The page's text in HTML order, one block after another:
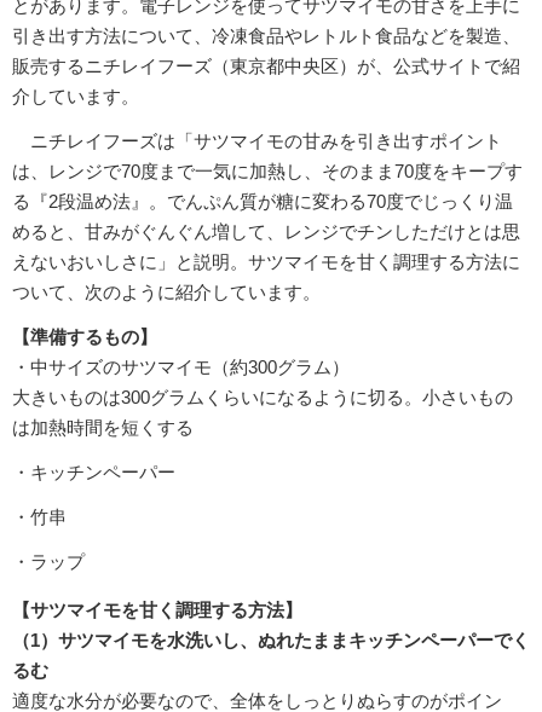
とがあります。電子レンジを使ってサツマイモの甘さを上手に
引き出す方法について、冷凍食品やレトルト食品などを製造、
販売するニチレイフーズ（東京都中央区）が、公式サイトで紹
介しています。
ニチレイフーズは「サツマイモの甘みを引き出すポイント
は、レンジで70度まで一気に加熱し、そのまま70度をキープす
る『2段温め法』。でんぷん質が糖に変わる70度でじっくり温
めると、甘みがぐんぐん増して、レンジでチンしただけとは思
えないおいしさに」と説明。サツマイモを甘く調理する方法に
ついて、次のように紹介しています。
【準備するもの】
・中サイズのサツマイモ（約300グラム）
大きいものは300グラムくらいになるように切る。小さいもの
は加熱時間を短くする
・キッチンペーパー
・竹串
・ラップ
【サツマイモを甘く調理する方法】
（1）サツマイモを水洗いし、ぬれたままキッチンペーパーでく
るむ
適度な水分が必要なので、全体をしっとりぬらすのがポイン